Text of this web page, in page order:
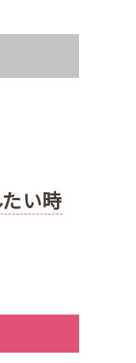
い時